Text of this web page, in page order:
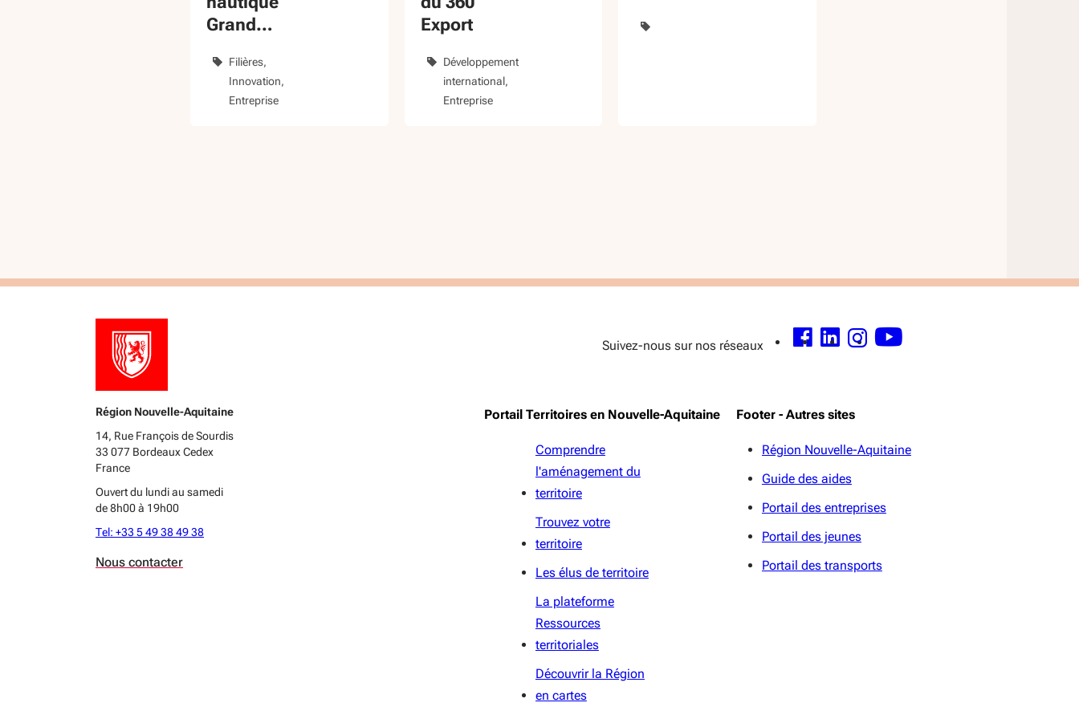
Grand
Rochelle
Filières
Innovation
Entreprise
Export
Développement
international
Entreprise
climatique
Région Nouvelle-Aquitaine
14, Rue François de Sourdis
33 077 Bordeaux Cedex
France
Ouvert du lundi au samedi
de 8h00 à 19h00
Tel: +33 5 49 38 49 38
Nous contacter
Suivez-nous sur nos réseaux FACEBOOK - OUVERTURE DANS UNE NOUVELLE FENÊTRE
LINKEDIN - OUVERTURE DANS UNE NOUVELLE FENÊTRE
INSTAGRAM - OUVERTURE DANS UNE NOUVELLE FENÊTRE
YOUTUBE - OUVERTURE DANS UNE NOUVELLE FENÊTRE
Portail Territoires en Nouvelle-Aquitaine
Comprendre
l'aménagement du
territoire
Trouvez votre
territoire
Les élus de territoire
La plateforme
Ressources
territoriales
Découvrir la Région
en cartes
Footer - Autres sites
Région Nouvelle-Aquitaine
Guide des aides
Portail des entreprises
Portail des jeunes
Portail des transports